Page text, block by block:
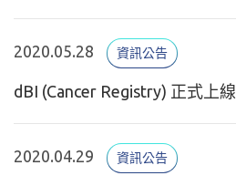
2020.05.28 資訊公告
dBI (Cancer Registry) 正式上線
2020.04.29 資訊公告